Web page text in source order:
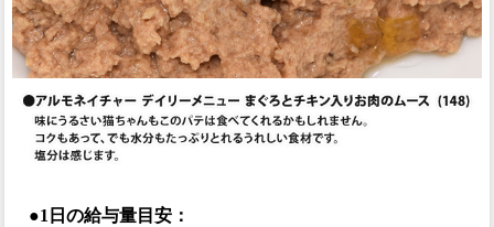
●1日の給与量目安：